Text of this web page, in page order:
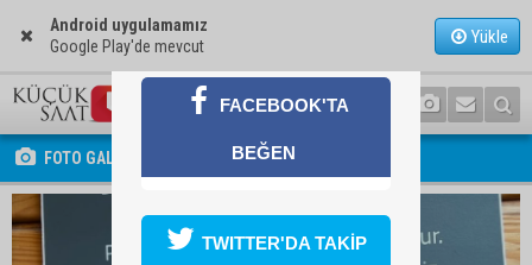
Android uygulamamız
Google Play'de mevcut
Yükle
FOTO GALERİ
FACEBOOK'TA
BEĞEN
TWITTER'DA TAKİP